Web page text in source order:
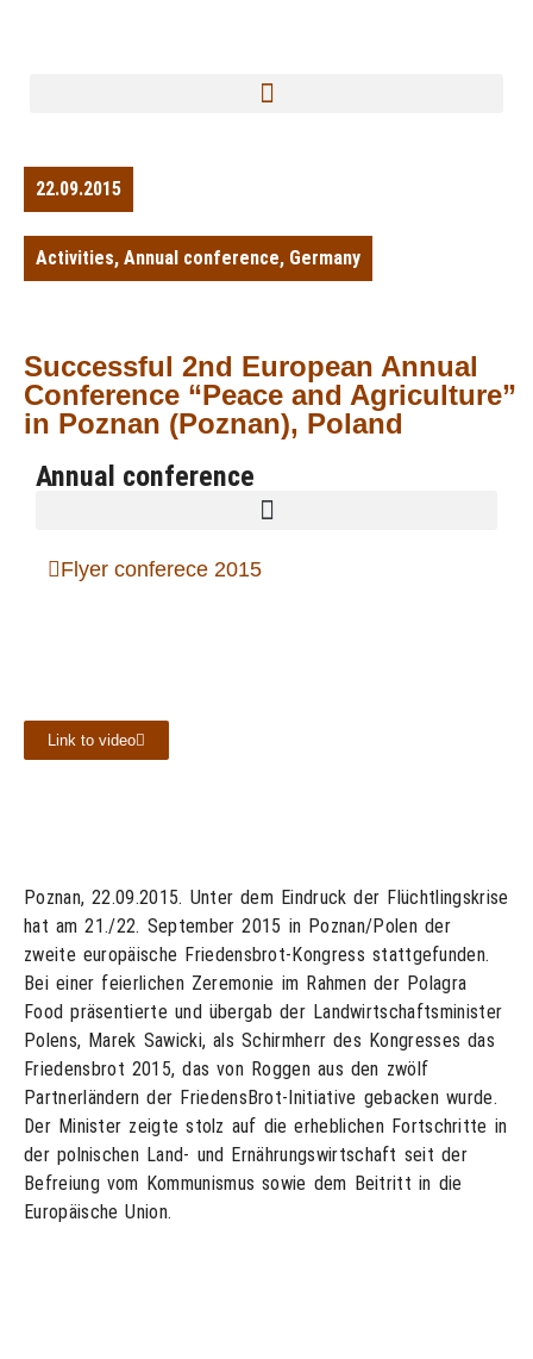
22.09.2015
Activities, Annual conference, Germany
Successful 2nd European Annual
Conference “Peace and Agriculture”
in Poznan (Poznan), Poland
Annual conference
Flyer conferece 2015
Link to video
Poznan, 22.09.2015. Unter dem Eindruck der Flüchtlingskrise
hat am 21./22. September 2015 in Poznan/Polen der
zweite europäische Friedensbrot-Kongress stattgefunden.
Bei einer feierlichen Zeremonie im Rahmen der Polagra
Food präsentierte und übergab der Landwirtschaftsminister
Polens, Marek Sawicki, als Schirmherr des Kongresses das
Friedensbrot 2015, das von Roggen aus den zwölf
Partnerländern der FriedensBrot-Initiative gebacken wurde.
Der Minister zeigte stolz auf die erheblichen Fortschritte in
der polnischen Land- und Ernährungswirtschaft seit der
Befreiung vom Kommunismus sowie dem Beitritt in die
Europäische Union.